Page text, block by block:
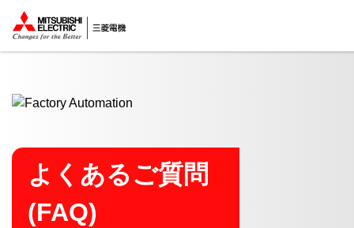
ここから本文
よくあるご質問
(FAQ)